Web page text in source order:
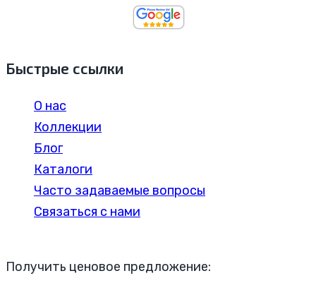
Быстрые ссылки
О нас
Коллекции
Блог
Каталоги
Часто задаваемые вопросы
Связаться с нами
Получить ценовое предложение: